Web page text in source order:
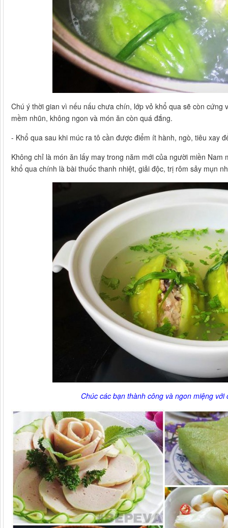
Chú ý thời gian vì nếu nấu chưa chín, lớp vỏ khổ qua sẽ còn
mềm nhũn, không ngon và món ăn còn quá đắng.
- Khổ qua sau khi múc ra tô cần được điểm ít hành, ngò, tiêu xay
Không chỉ là món ăn lấy may trong năm mới của người miền
khổ qua chính là bài thuốc thanh nhiệt, giải độc, trị rôm sảy mụn
Chúc các bạn thành công và ngon miệng